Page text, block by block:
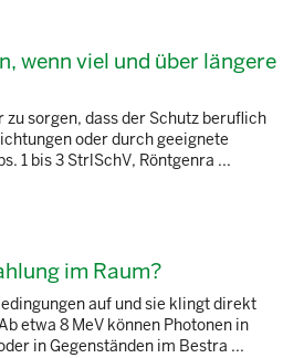
wenn viel und über längere
sorgen, dass der Schutz beruflich
oder durch geeignete
1 bis 3 StrlSchV, Röntgenra ...
im Raum?
auf und sie klingt direkt
etwa 8 MeV können Photonen in
in Gegenständen im Bestra ...